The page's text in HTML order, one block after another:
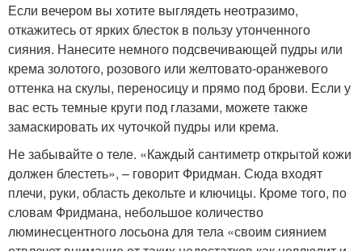
Если вечером вы хотите выглядеть неотразимо,
откажитесь от ярких блесток в пользу утонченного
сияния. Нанесите немного подсвечивающей пудры или
крема золотого, розового или желтовато-оранжевого
оттенка на скулы, переносицу и прямо под брови. Если у
вас есть темные круги под глазами, можете также
замаскировать их чуточкой пудры или крема.
Не забывайте о теле. «Каждый сантиметр открытой кожи
должен блестеть», – говорит Фридман. Сюда входят
плечи, руки, область декольте и ключицы. Кроме того, по
словам Фридмана, небольшое количество
люминесцентного лосьона для тела «своим сиянием